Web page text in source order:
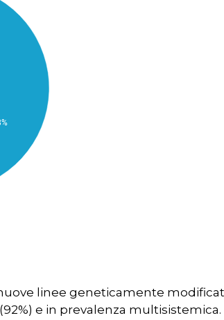
linee geneticamente
e in prevalenza